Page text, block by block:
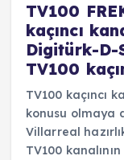
TV100
kaçıncı
Digitürk-D-
TV100
TV100 kaçıncı
konusu olmaya
Villarreal
TV100